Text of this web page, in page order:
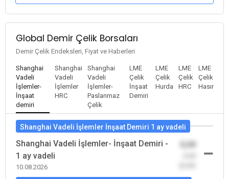
Global Demir Çelik Borsaları
Demir Çelik Endeksleri, Fiyat ve Haberleri
Shanghai
Vadeli
İşlemler-
İnşaat
demiri
Shanghai
Vadeli
İşlemler
HRC
Shanghai
Vadeli
İşlemler-
Paslanmaz
Çelik
LME
Çelik
İnşaat
Demiri
LME
Çelik
Hurda
LME
Çelik
HRC
LME
Çelik
Hasır
Shanghai Vadeli İşlemler İnşaat Demiri 1 ay vadeli
Shanghai Vadeli İşlemler- İnşaat Demiri -
1 ay vadeli
10.08.2026